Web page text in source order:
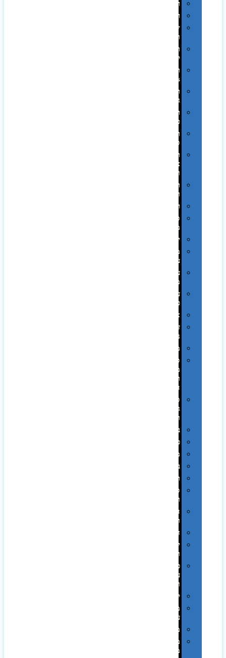
רטרו
רכב
שעונים
ומסגרות
תיקים
לכנסים
תיקי
Swiss
תיקי
תיקי
טיולים
תיקי
ספורט
תיקי
ומכתביות
תערוכות
וכנסים
רמקולים
סוכריות
ממותגות
יודאיקה
מארזי
עטים
עטי
מתכת
עטי
פלסטיק
אוזניות
זכרונות
ניידים
מפצלים
סביבת
מחשב
וציוד
היקפי
סוללות
גיבוי
ומטענים
ביגוד
כובעים
מגבות
בקבוקים
תרמי
ספלים
וכוסות
הוקרה
ואומנות
חגים
יין
ומארזים
כלי
עבודה
ופנסים
למטבח
מוצרי
עור
מחברות
מחזיקי
מפתחות